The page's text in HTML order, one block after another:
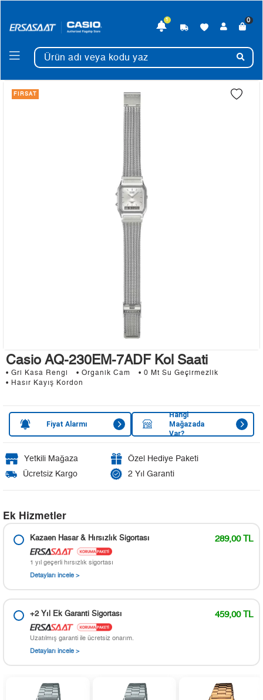
1 0
FIRSAT
Casio AQ-230EM-7ADF Kol Saati
• Gri Kasa Rengi • Organik Cam
• 0 Mt Su Geçirmezlik
• Hasır Kayış Kordon
Fiyat Alarmı
Hangi
Mağazada
Var?
Yetkili Mağaza
Özel Hediye Paketi
Ücretsiz Kargo
2 Yıl Garanti
Ek Hizmetler
Kazaen Hasar & Hırsızlık Sigortası 289,00 TL
1 yıl geçerli hırsızlık sigortası
Detayları incele >
+2 Yıl Ek Garanti Sigortası 459,00 TL
Uzatılmış garanti ile ücretsiz onarım.
Detayları incele >